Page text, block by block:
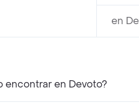
en
encontrar en Devoto?